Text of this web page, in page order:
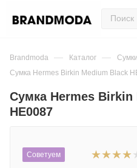
Brandmoda — Каталог — Сумки
Сумка Hermes Birkin Medium Black
Сумка Hermes Birkin
HE0087
Советуем